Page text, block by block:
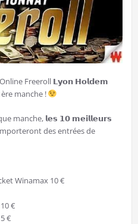
Online Freeroll 𝗟𝘆𝗼𝗻 𝗛𝗼𝗹𝗱𝗲𝗺
manche !
manche, 𝗹𝗲𝘀 𝟭𝟬 𝗺𝗲𝗶𝗹𝗹𝗲𝘂𝗿𝘀
des entrées de
Winamax 10 €
€
€